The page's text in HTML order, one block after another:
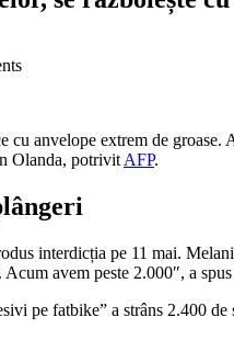
cu anvelope extrem de
Olanda, potrivit AFP.
interdicția pe 11 mai.
avem peste 2.000″, a
pe fatbike” a strâns 2.400